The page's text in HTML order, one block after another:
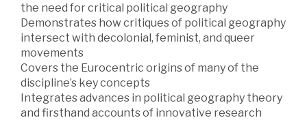
the need for critical political geography
Demonstrates how critiques of political geography
intersect with decolonial, feminist, and queer
movements
Covers the Eurocentric origins of many of the
discipline’s key concepts
Integrates advances in political geography theory
and firsthand accounts of innovative research